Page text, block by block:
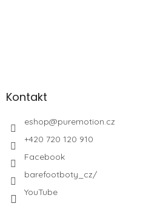
Kontakt
eshop@puremotion.cz
+420 720 120 910
Facebook
barefootboty_cz/
YouTube